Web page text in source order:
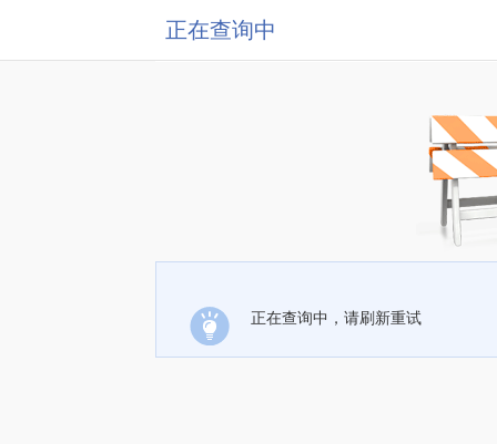
正在查询中
正在查询中，请刷新重试